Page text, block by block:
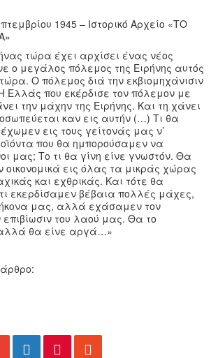
1945 – Ιστορικό Αρχείο «ΤΟ
τώρα έχει αρχίσει ένας νέος
ο μεγάλος πόλεμος της Ειρήνης αυτός
Ο πόλεμος διά την εκβιομηχάνισιν
Ελλάς που εκέρδισε τον πόλεμον με
την μάχην της Ειρήνης. Και τη χάνει
καν εις αυτήν (…) Τι θα
εις τους γείτονάς μας ν’
που θα ημπορούσαμεν να
μας; Το τι θα γίνη είνε γνωστόν. Θα
οικονομικά εις όλας τα μικράς χώρας
και εχθρικάς. Και τότε θα
εκερδίσαμεν βέβαια πολλές μάχες,
μας, αλλά εχάσαμεν τον
του λαού μας. Θα το
θα είνε αργά…»
άρθρο: